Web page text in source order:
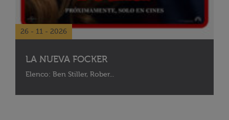
26 - 11 - 2026
LA NUEVA FOCKER
Elenco: Ben Stiller, Rober...